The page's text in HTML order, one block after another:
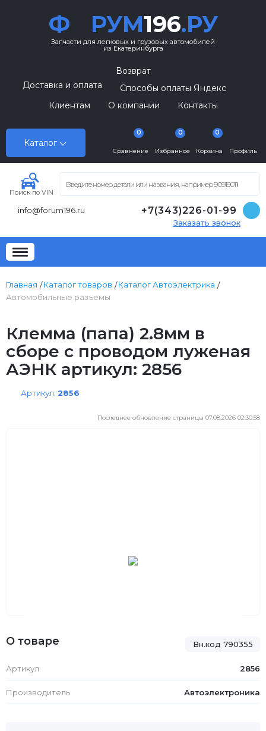
Ф РУМ196.РУ
Запчасти для легковых и грузовых автомобилей
из Екатеринбурга
Каталог
Возврат
Доставка и оплата
Способы оплаты Яндекс
Клиентам
О компании Контакты
Сравнение
0
Избранное
0
Корзина
0
Профиль
Поиск по VIN
info@forum196.ru +7(343)226-01-99
Заказать звонок
Главная Каталог товаров
Каталог Автоэлектрика
Автомобильные разъемы
Клемма (папа) 2.8мм в
сборе с проводом луженая
АЭНК артикул: 2856
Артикул: 2856
Последнее обновление страницы 07.08.2026 02:30:58
Вн.код 790355
О товаре
Артикул 2856
Производитель Автоэлектроника